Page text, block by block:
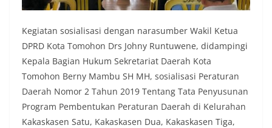
Kegiatan sosialisasi dengan narasumber Wakil Ketua
DPRD Kota Tomohon Drs Johny Runtuwene, didampingi
Kepala Bagian Hukum Sekretariat Daerah Kota
Tomohon Berny Mambu SH MH, sosialisasi Peraturan
Daerah Nomor 2 Tahun 2019 Tentang Tata Penyusunan
Program Pembentukan Peraturan Daerah di Kelurahan
Kakaskasen Satu, Kakaskasen Dua, Kakaskasen Tiga,